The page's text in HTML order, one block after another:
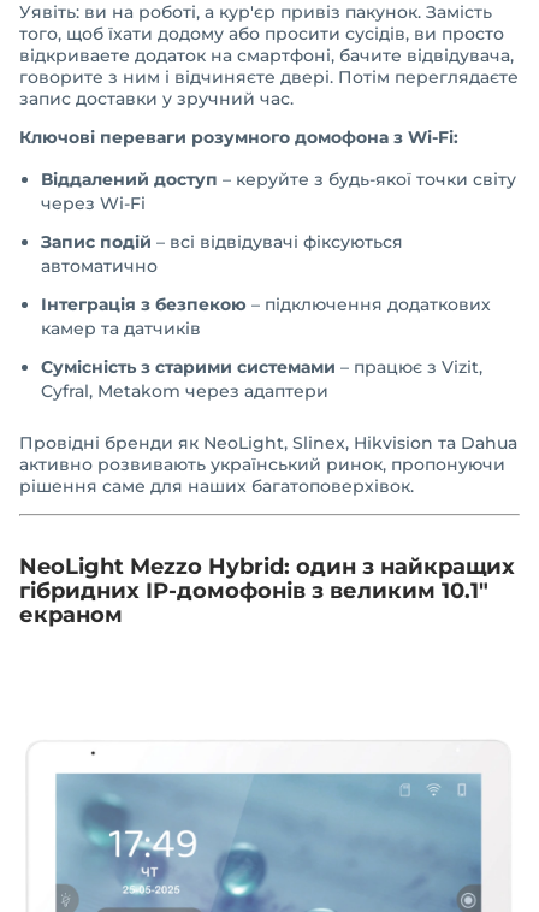
Уявіть: ви на роботі, а кур'єр привіз пакунок. Замість
того, щоб їхати додому або просити сусідів, ви просто
відкриваете додаток на смартфоні, бачите відвідувача,
говорите з ним і відчиняєте двері. Потім переглядаєте
запис доставки у зручний час.
Ключові переваги розумного домофона з Wi-Fi:
Віддалений доступ – керуйте з будь-якої точки світу
через Wi-Fi
Запис подій – всі відвідувачі фіксуються
автоматично
Інтеграція з безпекою – підключення додаткових
камер та датчиків
Сумісність з старими системами – працює з Vizit,
Cyfral, Metakom через адаптери
Провідні бренди як NeoLight, Slinex, Hikvision та Dahua
активно розвивають український ринок, пропонуючи
рішення саме для наших багатоповерхівок.
NeoLight Mezzo Hybrid: один з найкращих
гібридних IP-домофонів з великим 10.1"
екраном